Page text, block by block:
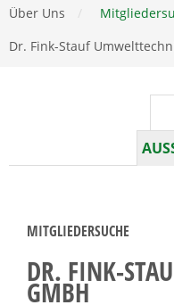
Über Uns
Dr. Fink-Stauf
MITGLIEDERSUCHE
DR. FINK-
GMBH